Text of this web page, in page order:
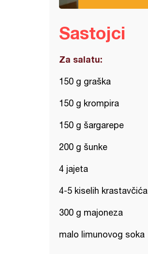
Sastojci
Za salatu:
150 g graška
150 g krompira
150 g šargarepe
200 g šunke
4 jajeta
4-5 kiselih krastavčića
300 g majoneza
malo limunovog soka